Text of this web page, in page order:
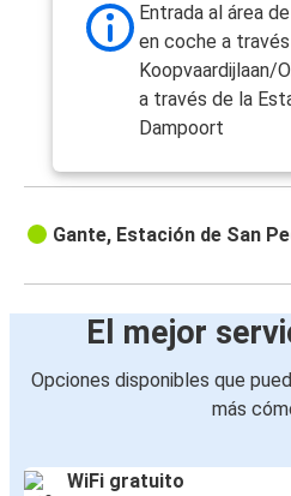
Entrada al área
en coche a
Koopvaardijlaan/
a través de la
Dampoort
Gante, Estación de San
El mejor
Opciones disponibles que
más
WiFi gratuito